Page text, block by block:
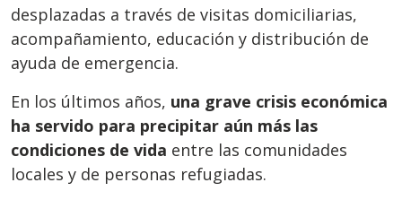
desplazadas a través de visitas domiciliarias,
acompañamiento, educación y distribución de
ayuda de emergencia.
En los últimos años, una grave crisis económica
ha servido para precipitar aún más las
condiciones de vida entre las comunidades
locales y de personas refugiadas.